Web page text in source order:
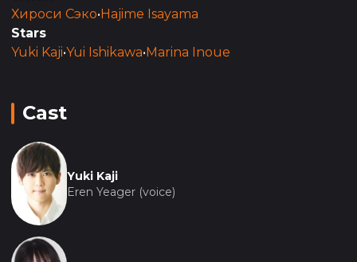
Когда они входят во внутренний двор штаба
армии, то видят толпу протестующих за забором,
которые требуют освободить Йегера.
Хироси Сэко• Hajime Isayama
Stars
Yuki Kaji•Yui Ishikawa• Marina Inoue
Cast
Yuki Kaji
Eren Yeager (voice)